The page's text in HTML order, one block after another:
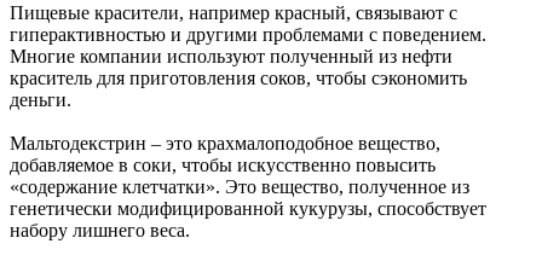
Пищевые красители, например красный, связывают с
гиперактивностью и другими проблемами с поведением.
Многие компании используют полученный из нефти
краситель для приготовления соков, чтобы сэкономить
деньги.
Мальтодекстрин – это крахмалоподобное вещество,
добавляемое в соки, чтобы искусственно повысить
«содержание клетчатки». Это вещество, полученное из
генетически модифицированной кукурузы, способствует
набору лишнего веса.